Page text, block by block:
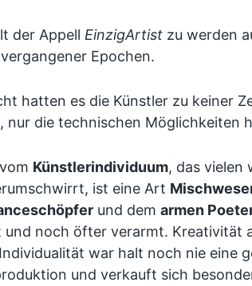
der Appell EinzigArtistzu werden
Epochen.
hatten es die Künstler zu keiner
nur die technischen Möglichkeiten
Künstlerindividuum, das vielen
ist eine Art
und dem armen
und noch öfter verarmt. Kreativität
war halt noch nie eine
und verkauft sich